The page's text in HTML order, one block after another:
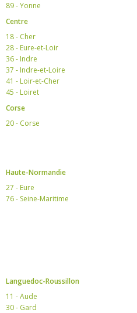
89 - Yonne
Centre
18 - Cher
28 - Eure-et-Loir
36 - Indre
37 - Indre-et-Loire
41 - Loir-et-Cher
45 - Loiret
Corse
20 - Corse
Haute-Normandie
27 - Eure
76 - Seine-Maritime
Languedoc-Roussillon
11 - Aude
30 - Gard